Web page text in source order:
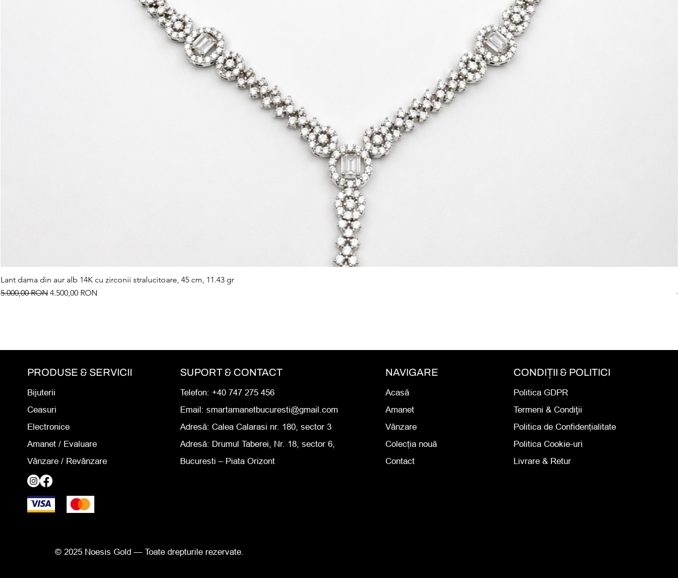
Lant dama din aur alb 14K cu zirconii stralucitoare, 45 cm, 11.43 gr
Preț normal
5.000,00 RON Preț redus
4.500,00 RON
PRODUSE & SERVICII
Bijuterii
Ceasuri
Electronice
Amanet / Evaluare
Vânzare / Revânzare
SUPORT & CONTACT
Telefon: +40 747 275 456
Email: smartamanetbucuresti@gmail.com
Adresă: Calea Calarasi nr. 180, sector 3
Adresă: Drumul Taberei, Nr. 18, sector 6,
Bucuresti – Piata Orizont
NAVIGARE
Acasă
Amanet
Vânzare
Colecția nouă
Contact
CONDIȚII & POLITICI
Politica GDPR
Termeni & Condiţii
Politica de Confidențialitate
Politica Cookie-uri
Livrare & Retur
© 2025 Noesis Gold — Toate drepturile rezervate.